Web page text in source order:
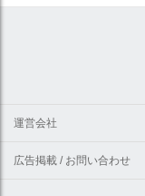
運営会社
広告掲載 / お問い合わせ